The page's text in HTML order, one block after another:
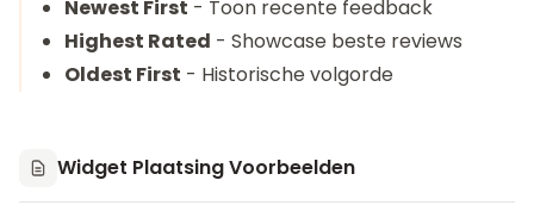
Newest First - Toon recente feedback
Highest Rated - Showcase beste reviews
Oldest First - Historische volgorde
Widget Plaatsing Voorbeelden